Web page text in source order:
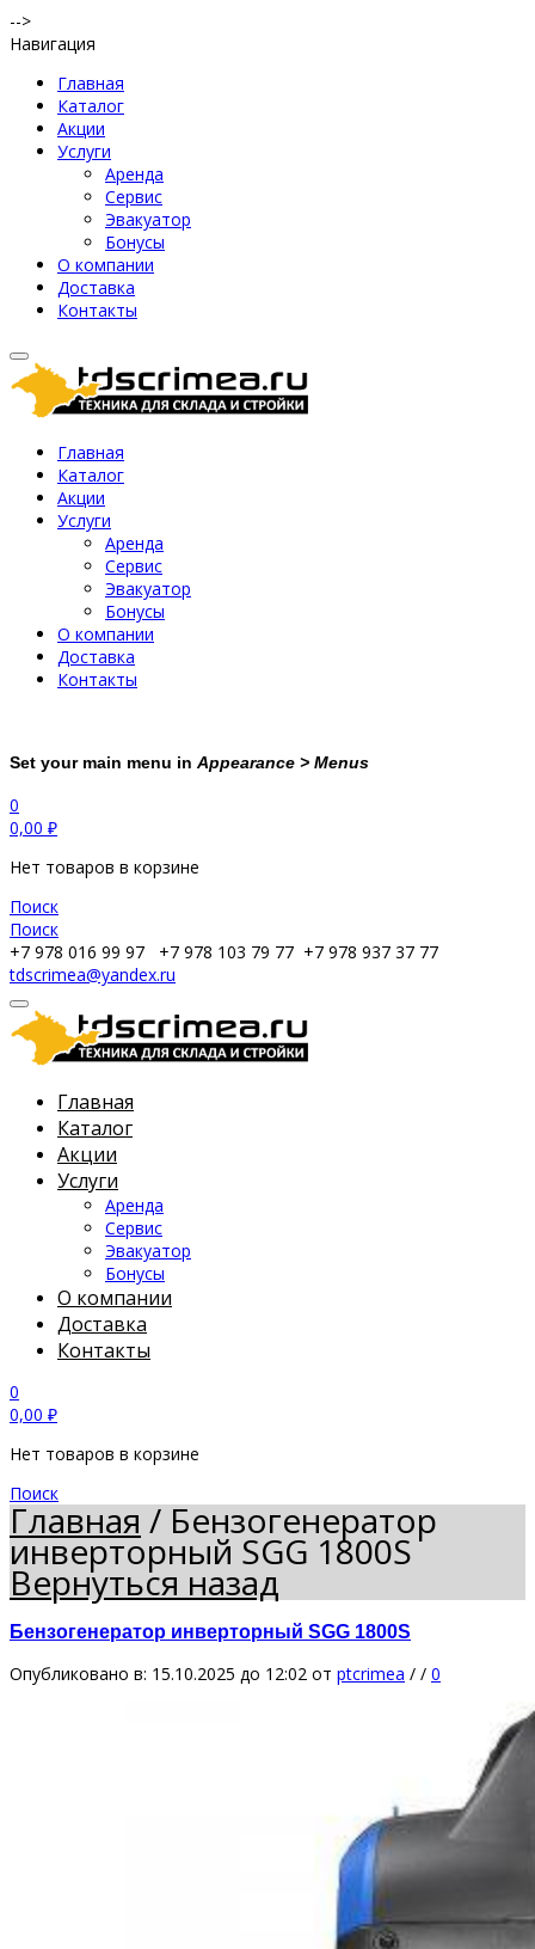
-->
Навигация
Главная
Каталог
Акции
Услуги
Аренда
Сервис
Эвакуатор
Бонусы
О компании
Доставка
Контакты
Главная
Каталог
Акции
Услуги
Аренда
Сервис
Эвакуатор
Бонусы
О компании
Доставка
Контакты
Set your main menu in Appearance > Menus
0
0,00 ₽
Нет товаров в корзине
Поиск
Поиск
+7 978 016 99 97
+7 978 103 79 77 +7 978 937 37 77
tdscrimea@yandex.ru
Главная
Каталог
Акции
Услуги
Аренда
Сервис
Эвакуатор
Бонусы
О компании
Доставка
Контакты
0
0,00 ₽
Нет товаров в корзине
Поиск
Главная/Бензогенератор
инверторный SGG 1800S
Вернуться назад
Бензогенератор инверторный SGG 1800S
Опубликовано в: 15.10.2025 до 12:02 от ptcrimea / / 0